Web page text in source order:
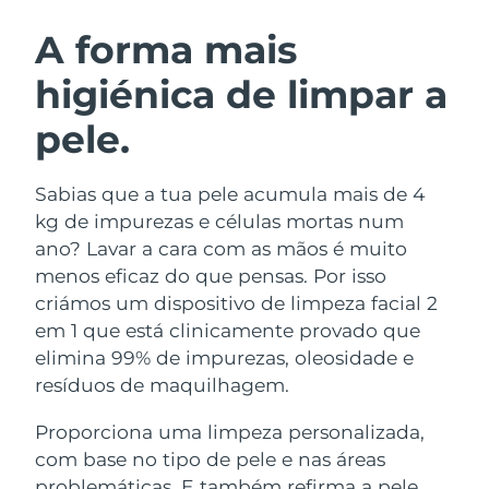
A forma mais
higiénica de limpar a
pele.
Sabias que a tua pele acumula mais de 4
kg de impurezas e células mortas num
ano? Lavar a cara com as mãos é muito
menos eficaz do que pensas. Por isso
criámos um dispositivo de limpeza facial 2
em 1 que está clinicamente provado que
elimina 99% de impurezas, oleosidade e
resíduos de maquilhagem.
Proporciona uma limpeza personalizada,
com base no tipo de pele e nas áreas
Limpeza facial
Anti-aging massage
LUNA™ 4 Plus
Massage, LED heating
LUNA™ 4 Men
Microcurrent toning
BEAR™ 2 go
Microcurrent toning on-the-go
BEAR™ 2 eyes & lips
Hidratação
UFO™ 3 kit
Deep facial hydration
UFO™ 3 LED
Near-infrared and red light therapy
device
Cuidado oral
issa™ 4
Hybrid silicone sonic toothbrush
Smart hybrid silicone sonic toothbrush
TRATAMENTO ANTIENVELHECIMENTO
FAQ™
Antienvelhecimento Tratamentos LED
Áustria Entrega prevista
Barein Entrega prevista09/08/2026
Bélgica
Bermudas Entrega prevista14/08/2026
Bósnia e
Herzegovina
Entrega prevista11/08/2026
Brunei Entrega prevista 13/08/2026
Bulgária Entrega prevista08/08/2026
Chile Entrega prevista12/08/2026